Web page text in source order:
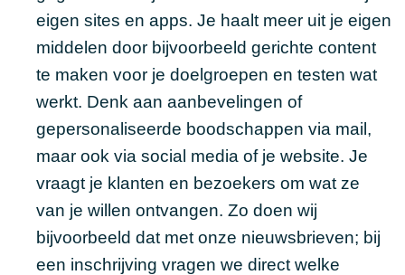
eigen sites en apps. Je haalt meer uit je eigen
middelen door bijvoorbeeld gerichte content
te maken voor je doelgroepen en testen wat
werkt. Denk aan aanbevelingen of
gepersonaliseerde boodschappen via mail,
maar ook via social media of je website. Je
vraagt je klanten en bezoekers om wat ze
van je willen ontvangen. Zo doen wij
bijvoorbeeld dat met onze nieuwsbrieven; bij
een inschrijving vragen we direct welke